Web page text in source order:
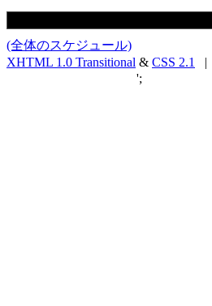
(全体のスケジュール)
XHTML 1.0 Transitional & CSS 2.1 |
';